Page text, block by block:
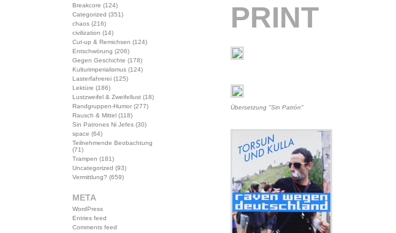
Breakcore (124)
Categorized (351)
chaos(216)
civilization (14)
Cut-up & Remichsen (124)
Entschwörung (206)
Gegen Geschichte (178)
Kulturimperialismus(124)
Lasterfahrerei(125)
Lektüre (186)
Lustzweifel & Zweifellust(18)
Randgruppen-Humor(277)
Rausch & Mittel(118)
Sin Patrones Ni Jefes(30)
space (64)
Teilnehmende Beobachtung
(71)
Trampen (181)
Uncategorized (93)
Vermittlung? (659)
META
WordPress
Entries feed
Comments feed
PRINT
Übersetzung "Sin Patrón"